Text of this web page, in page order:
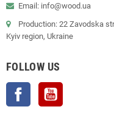
Email: info@wood.ua
Production: 22 Zavodska
Kyiv region, Ukraine
FOLLOW US
Facebook